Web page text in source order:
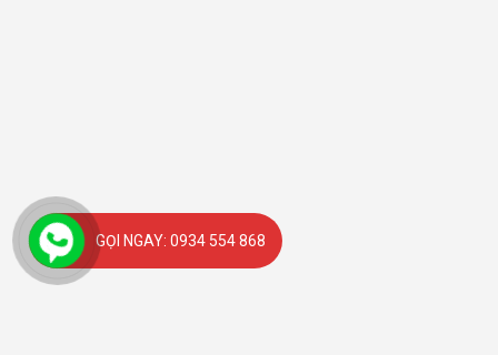
GỌI NGAY: 0934 554 868